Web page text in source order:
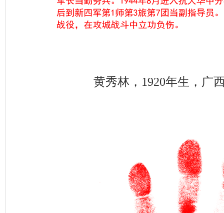
黄秀林，1920年生，广